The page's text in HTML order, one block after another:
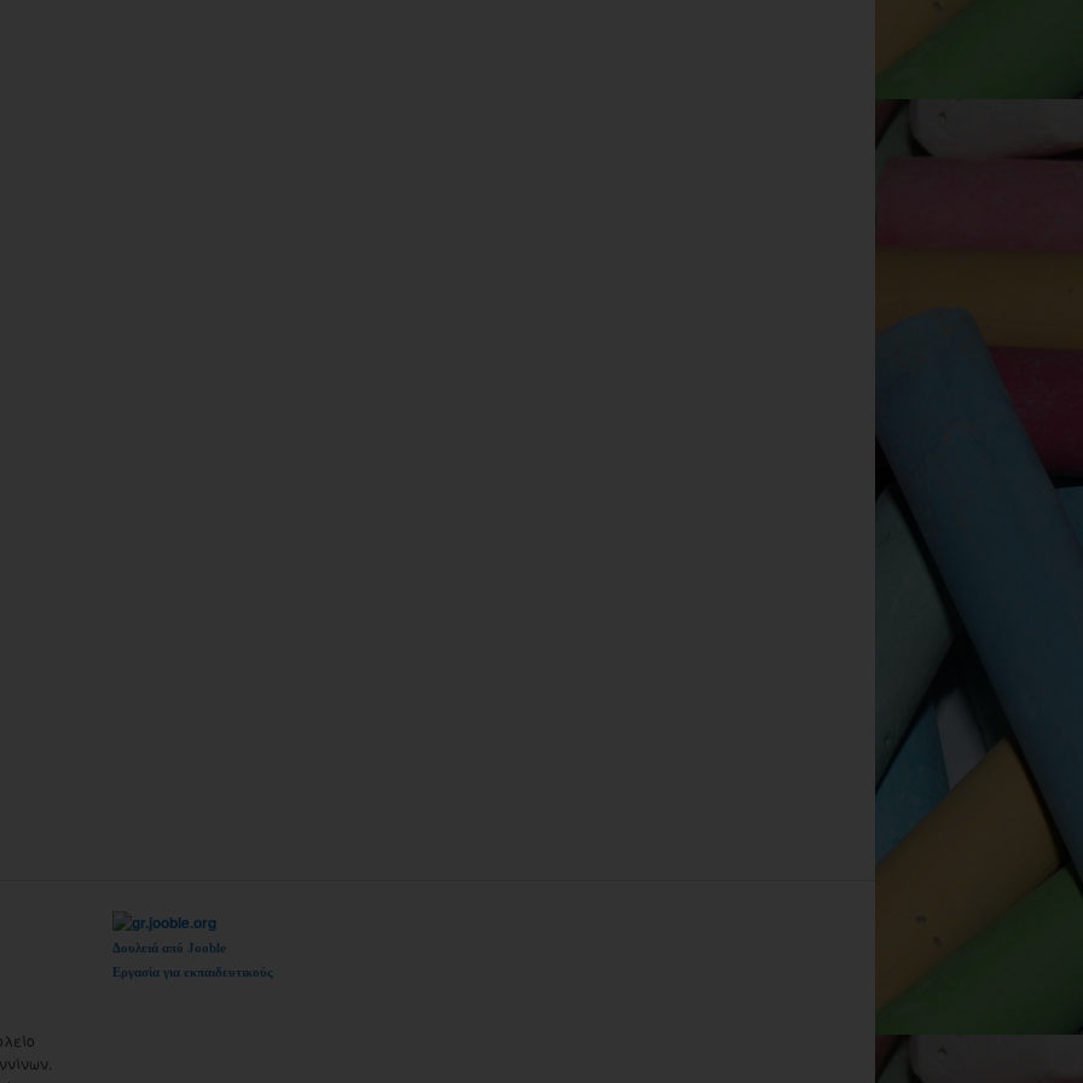
Δουλειά από Jooble
Εργασία για εκπαιδευτικούς